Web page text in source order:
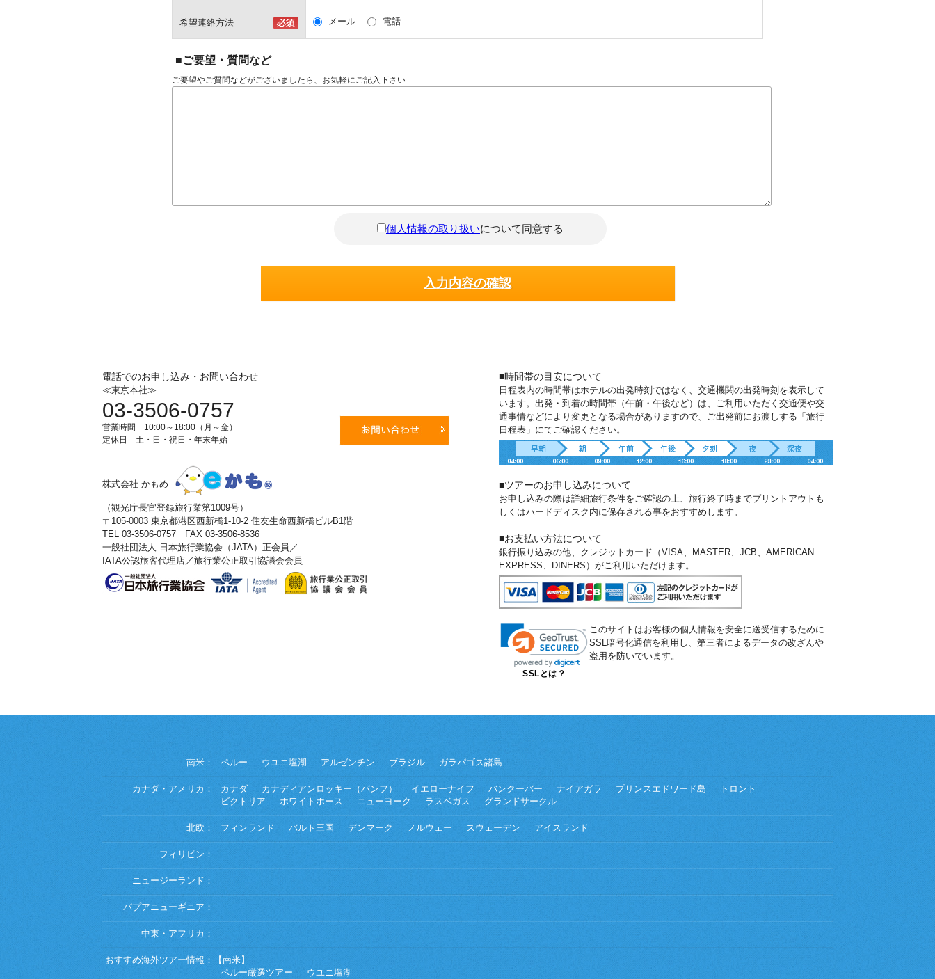
希望連絡方法 メール 電話
■ご要望・質問など
ご要望やご質問などがございましたら、お気軽にご記入下さい
個人情報の取り扱いについて同意する
電話でのお申し込み・お問い合わせ
≪東京本社≫
03-3506-0757
営業時間 10:00～18:00（月～金）
定休日 土・日・祝日・年末年始
株式会社 かもめ
（観光庁長官登録旅行業第1009号）
〒105-0003 東京都港区西新橋1-10-2 住友生命西新橋ビルB1階
TEL 03-3506-0757 FAX 03-3506-8536
一般社団法人 日本旅行業協会（JATA）正会員／
IATA公認旅客代理店／旅行業公正取引協議会会員
■時間帯の目安について
日程表内の時間帯はホテルの出発時刻ではなく、交通機関の出発時刻を表示して
います。出発・到着の時間帯（午前・午後など）は、ご利用いただく交通便や交
通事情などにより変更となる場合がありますので、ご出発前にお渡しする「旅行
日程表」にてご確認ください。
■ツアーのお申し込みについて
お申し込みの際は詳細旅行条件をご確認の上、旅行終了時までプリントアウトも
しくはハードディスク内に保存される事をおすすめします。
■お支払い方法について
銀行振り込みの他、クレジットカード（VISA、MASTER、JCB、AMERICAN
EXPRESS、DINERS）がご利用いただけます。
SSLとは？
このサイトはお客様の個人情報を安全に送受信するために
SSL暗号化通信を利用し、第三者によるデータの改ざんや
盗用を防いでいます。
南米： ペルー ウユニ塩湖 アルゼンチン ブラジル ガラパゴス諸島
カナダ・アメリカ： カナダ カナディアンロッキー（バンフ） イエローナイフ バンクーバー ナイアガラ プリンスエドワード島
トロント
ビクトリア
ホワイトホース ニューヨーク ラスベガス グランドサークル
北欧： フィンランド バルト三国 デンマーク ノルウェー スウェーデン アイスランド
フィリピン：
ニュージーランド：
パプアニューギニア：
中東・アフリカ：
おすすめ海外ツアー情報：
【南米】
ペルー厳選ツアー
ウユニ塩湖